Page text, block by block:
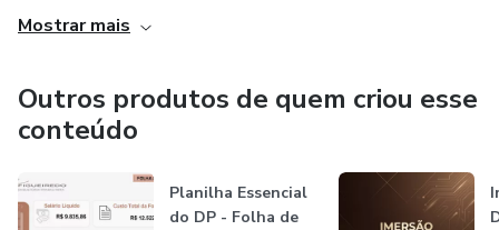
a
Com minha orientação, você pode transformar sua carreira e
alcançar autonomia para gerenciar uma área de DP com
segurança e assertividade,
Mostrar mais
Outros produtos de quem criou esse
conteúdo
Planilha Essencial
do DP - Folha de